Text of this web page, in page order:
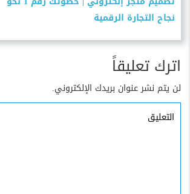
نجاح التجارة الرقمية
اترك تعليقاً
لن يتم نشر عنوان بريدك الإلكتروني.
التعليق